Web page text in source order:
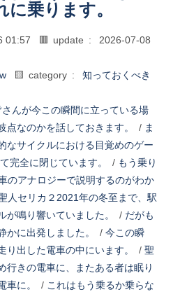
乗ります。
01:57 🟥 update :
2026-07-08
🟨 category :
知っておくべき
んが今この瞬間に立っている場
点なのかを話しておきます。
/ ま
なサイクルにおける目覚めのゲー
完全に閉じています。
/ もう乗り
のアナロジーで説明するのがわか
人セリカ２2021年の冬至まで、駅
鳴り響いていました。
/ だがも
かに出発しました。
/ 今この瞬
り出した電車の中にいます。
/ 聖
行きの電車に、またある者は眠り
車に。
/ これはもう乗るか乗らな